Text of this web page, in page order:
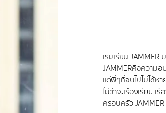
เริ่มเรียน
JAMMER คือความ
แต่พี่ๆที่จบไปไม่ได้ห
ไม่ว่าจะเรื่องเรียน
ครอบครัว